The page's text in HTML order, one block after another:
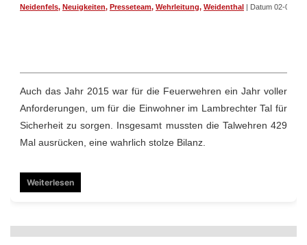
Neidenfels, Neuigkeiten, Presseteam, Wehrleitung, Weidenthal | Datum 02-02-
Auch das Jahr 2015 war für die Feuerwehren ein Jahr voller
Anforderungen, um für die Einwohner im Lambrechter Tal für
Sicherheit zu sorgen. Insgesamt mussten die Talwehren 429
Mal ausrücken, eine wahrlich stolze Bilanz.
Weiterlesen